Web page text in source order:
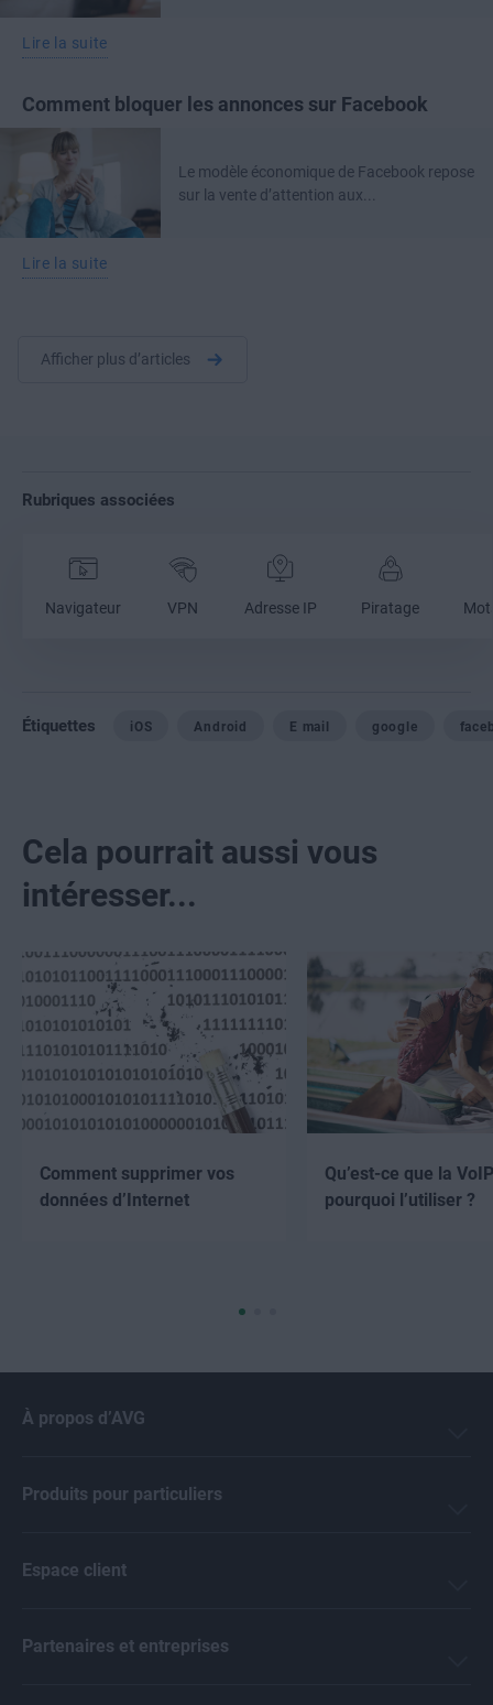
Lire la suite
Comment bloquer les annonces sur Facebook
Le modèle économique de Facebook repose
sur la vente d’attention aux...
Lire la suite
Afficher plus d’articles
Rubriques associées
Navigateur VPN Adresse IP Piratage
Étiquettes iOS Android E mail google
Cela pourrait aussi vous
intéresser...
Comment supprimer vos
données d’Internet
Qu’est-ce que la
pourquoi l’utiliser ?
À propos d’AVG
Produits pour particuliers
Espace client
Partenaires et entreprises